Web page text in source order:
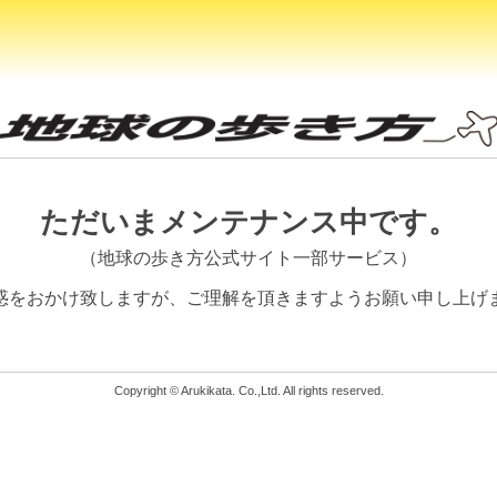
ただいまメンテナンス中です。
（地球の歩き方公式サイト一部サービス）
をおかけ致しますが、 ご理解を頂きますようお願い申し上げ
Copyright © Arukikata. Co.,Ltd. All rights reserved.